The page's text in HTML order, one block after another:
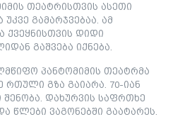
თეატრისთვის ასეთი
გამარჯვებაა. ამ
ქვეყნისთვის დიდი
გაშვება იქნება.
პანტომიმის თეატრმა
რთული გზა გაიარა. 70-იან
შენობა. დახურვის საფრთხე
წლები ვაგონებში გაატარეს.